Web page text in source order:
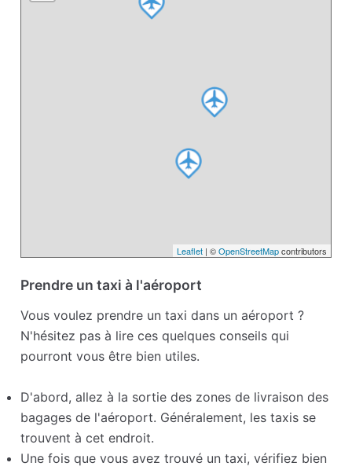
Leaflet| ©OpenStreetMapcontributors
Prendre un taxi à l'aéroport
Vous voulez prendre un taxi dans un aéroport ?
N'hésitez pas à lire ces quelques conseils qui
pourront vous être bien utiles.
D'abord, allez à la sortie des zones de livraison des
bagages de l'aéroport. Généralement, les taxis se
trouvent à cet endroit.
Une fois que vous avez trouvé un taxi, vérifiez bien